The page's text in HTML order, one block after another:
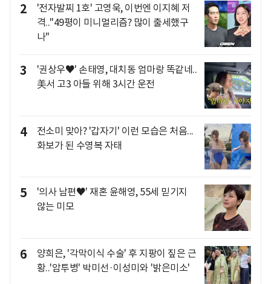
2
'전자발찌 1호' 고영욱, 이번엔 이지혜 저
격.."49평이 미니멀리즘? 많이 출세했구
나"
3
'권상우♥' 손태영, 대치동 엄마랑 똑같네..
美서 고3 아들 위해 3시간 운전
4
전소미 맞아? '갑자기' 이런 모습은 처음...
화보가 된 수영복 자태
5
'의사 남편♥' 재혼 윤해영, 55세 믿기지
않는 미모
6
양희은, '각막이식 수술' 후 지팡이 짚은 근
황..'암투병' 박미선·이성미와 '밝은미소'